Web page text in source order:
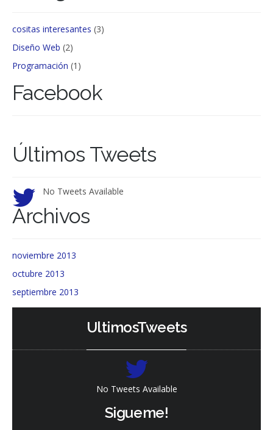
cositas interesantes (3)
Diseño Web (2)
Programación (1)
Facebook
Últimos Tweets
No Tweets Available
Archivos
noviembre 2013
octubre 2013
septiembre 2013
UltimosTweets
No Tweets Available
Sigueme!